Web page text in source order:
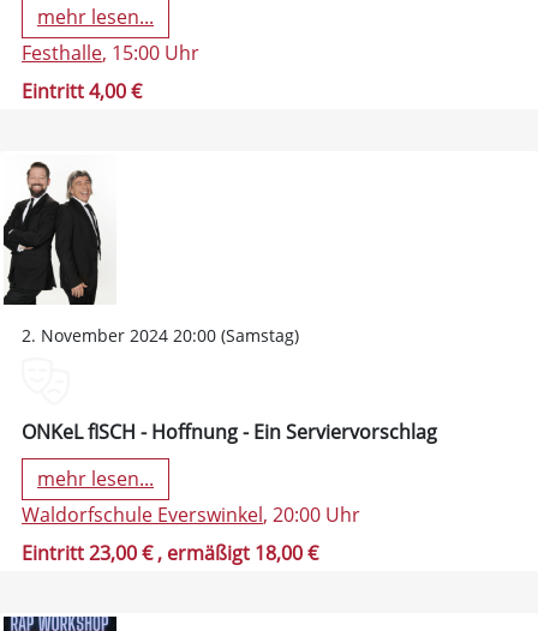
mehr lesen...
Festhalle, 15:00 Uhr
Eintritt 4,00 €
2. November 2024 20:00 (Samstag)
ONKeL fISCH - Hoffnung - Ein Serviervorschlag
mehr lesen...
Waldorfschule Everswinkel, 20:00 Uhr
Eintritt 23,00 €, ermäßigt 18,00 €